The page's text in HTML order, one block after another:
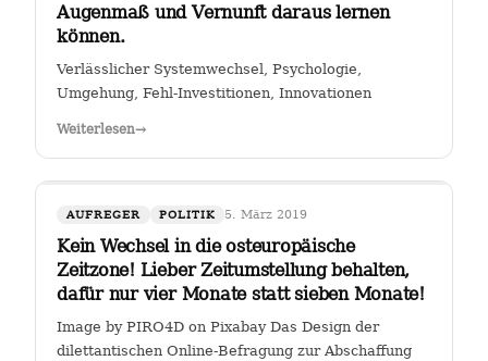
Augenmaß und Vernunft daraus lernen
können.
Verlässlicher Systemwechsel, Psychologie,
Umgehung, Fehl-Investitionen, Innovationen
Weiterlesen→
AUFREGER POLITIK 5. März 2019
Kein Wechsel in die osteuropäische
Zeitzone! Lieber Zeitumstellung behalten,
dafür nur vier Monate statt sieben Monate!
Image by PIRO4D on Pixabay Das Design der
dilettantischen Online-Befragung zur Abschaffung